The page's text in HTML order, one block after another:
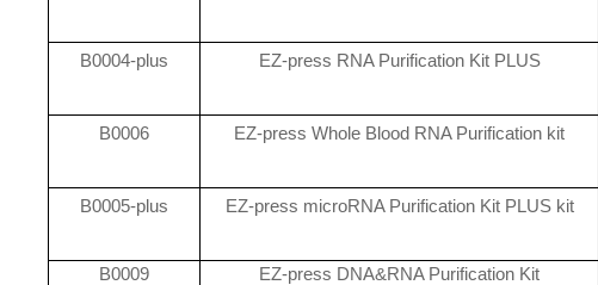
B0004-plus EZ-press RNA Purification Kit PLUS
B0006 EZ-press Whole Blood RNA Purification kit
B0005-plus EZ-press microRNA Purification Kit PLUS kit
B0009 EZ-press DNA&RNA Purification Kit